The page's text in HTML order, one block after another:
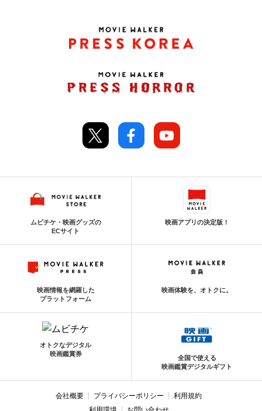
ムビチケ・映画グッズの
ECサイト
映画アプリの決定版！
映画情報を網羅した
プラットフォーム
映画体験を、オトクに。
オトクなデジタル
映画鑑賞券
全国で使える
映画鑑賞デジタルギフト
会社概要 プライバシーポリシー
利用規約